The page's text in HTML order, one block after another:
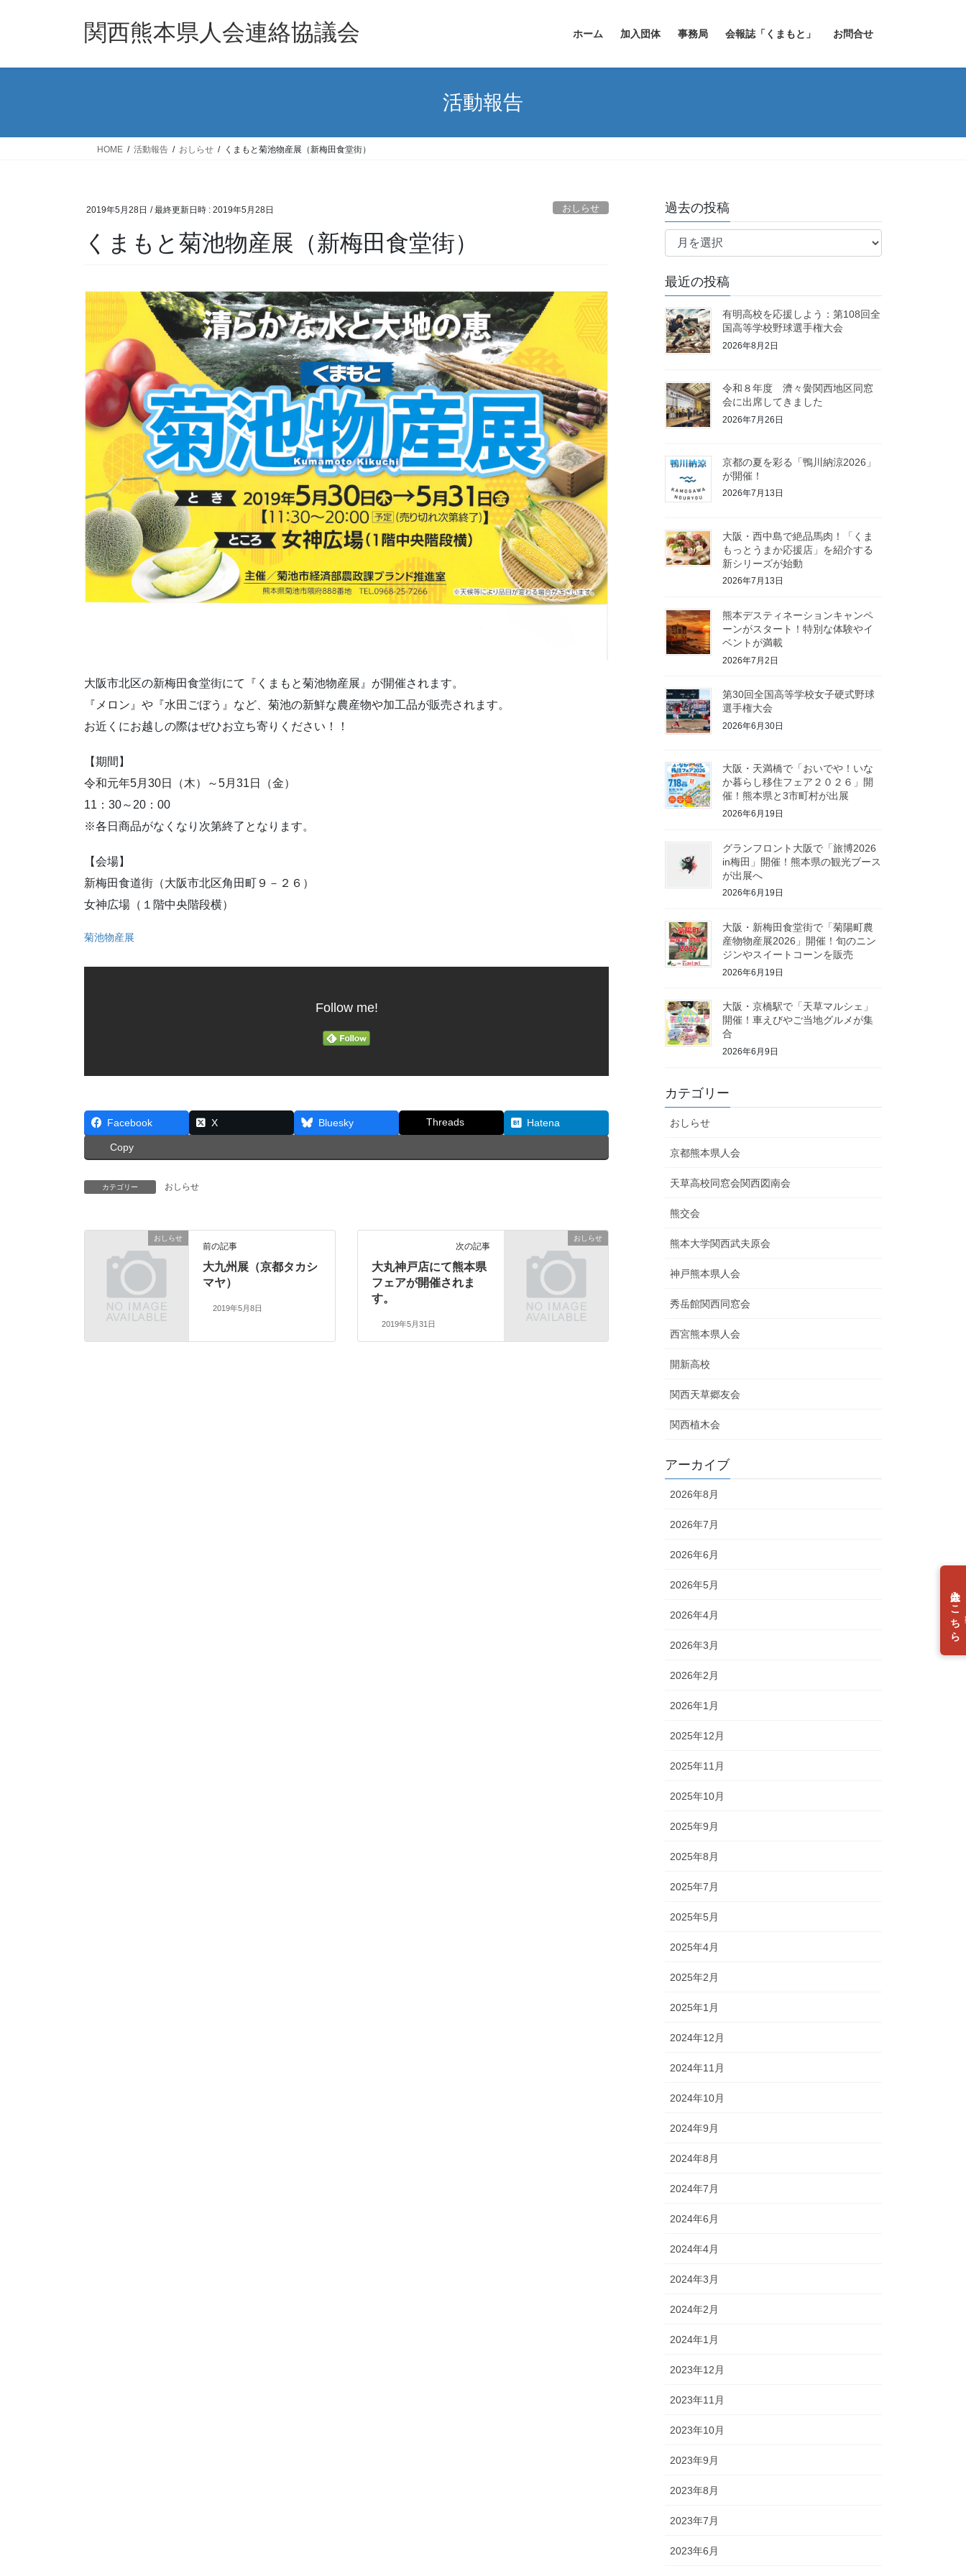
関西熊本県人会連絡協議会 ホーム 加入団体 事務局 会報誌「くまもと」 お問合せ
活動報告
HOME 活動報告 おしらせ くまもと菊池物産展（新梅田食堂街）
2019年5月28日 / 最終更新日時 : 2019年5月28日 おしらせ
くまもと菊池物産展（新梅田食堂街）
大阪市北区の新梅田食堂街にて『くまもと菊池物産展』が開催されます。
『メロン』や『水田ごぼう』など、菊池の新鮮な農産物や加工品が販売されます。
お近くにお越しの際はぜひお立ち寄りください！！
【期間】
令和元年5月30日（木）～5月31日（金）
11：30～20：00
※各日商品がなくなり次第終了となります。
【会場】
新梅田食道街（大阪市北区角田町９－２６）
女神広場（１階中央階段横）
菊池物産展
Follow me!
Facebook X Bluesky Threads Hatena
Copy
カテゴリー おしらせ
おしらせ
前の記事
大九州展（京都タカシ
マヤ）
2019年5月8日
おしらせ
次の記事
大丸神戸店にて熊本県
フェアが開催されま
す。
2019年5月31日
過去の投稿
過
投
稿
最近の投稿
有明高校を応援しよう：第108回全
国高等学校野球選手権大会
2026年8月2日
令和８年度 濟々黌関西地区同窓
会に出席してきました
2026年7月26日
京都の夏を彩る「鴨川納涼2026」
が開催！
2026年7月13日
大阪・西中島で絶品馬肉！「くま
もっとうまか応援店」を紹介する
新シリーズが始動
2026年7月13日
熊本デスティネーションキャンペ
ーンがスタート！特別な体験やイ
ベントが満載
2026年7月2日
第30回全国高等学校女子硬式野球
選手権大会
2026年6月30日
大阪・天満橋で「おいでや！いな
か暮らし移住フェア２０２６」開
催！熊本県と3市町村が出展
2026年6月19日
グランフロント大阪で「旅博2026
in梅田」開催！熊本県の観光ブース
が出展へ
2026年6月19日
大阪・新梅田食堂街で「菊陽町農
産物物産展2026」開催！旬のニン
ジンやスイートコーンを販売
2026年6月19日
大阪・京橋駅で「天草マルシェ」
開催！車えびやご当地グルメが集
合
2026年6月9日
カテゴリー
おしらせ
京都熊本県人会
天草高校同窓会関西図南会
熊交会
熊本大学関西武夫原会
神戸熊本県人会
秀岳館関西同窓会
西宮熊本県人会
開新高校
関西天草郷友会
関西植木会
アーカイブ
2026年8月
2026年7月
2026年6月
2026年5月
2026年4月
2026年3月
2026年2月
2026年1月
2025年12月
2025年11月
2025年10月
2025年9月
2025年8月
2025年7月
2025年5月
2025年4月
2025年2月
2025年1月
2024年12月
2024年11月
2024年10月
2024年9月
2024年8月
2024年7月
2024年6月
2024年4月
2024年3月
2024年2月
2024年1月
2023年12月
2023年11月
2023年10月
2023年9月
2023年8月
2023年7月
2023年6月
入会はこちら